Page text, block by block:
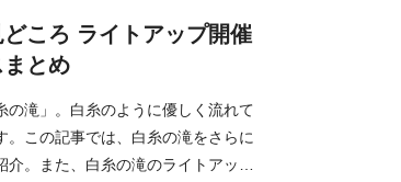
ころ ライトアップ開催
とめ
の滝」。白糸のように優しく流れて
この記事では、白糸の滝をさらに
。また、白糸の滝のライトアップ